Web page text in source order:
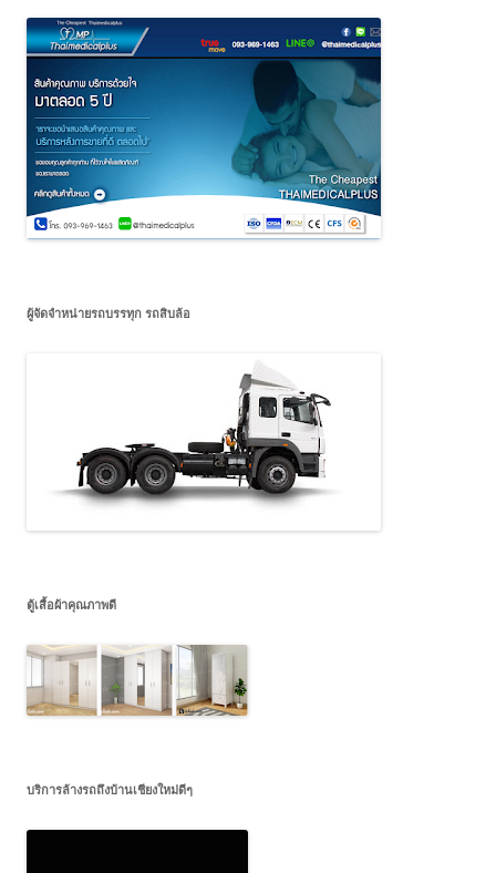
ผู้จัดจำหน่ายรถบรรทุก รถสิบล้อ
ตู้เสื้อผ้าคุณภาพดี
บริการล้างรถถึงบ้านเชียงใหม่ดีๆ